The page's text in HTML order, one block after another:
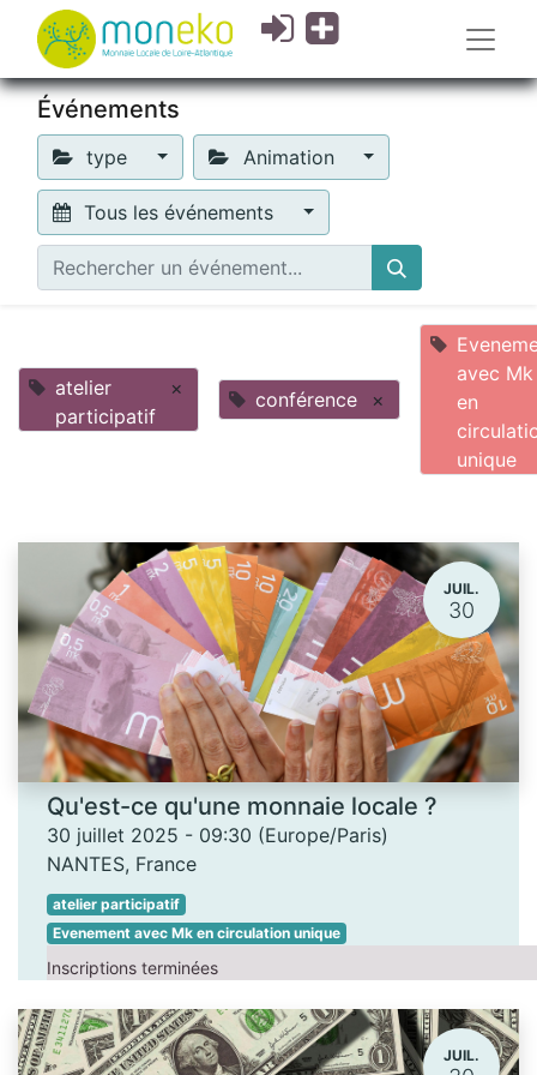
Événements
type Animation
Tous les événements
atelier
participatif
× conférence ×
avec Mk
en
unique
JUIL.
30
Qu'est-ce qu'une monnaie locale ?
30 juillet 2025 - 09:30 (Europe/Paris)
NANTES, France
atelier participatif
Evenement avec Mk en circulation unique
Inscriptions terminées
JUIL.